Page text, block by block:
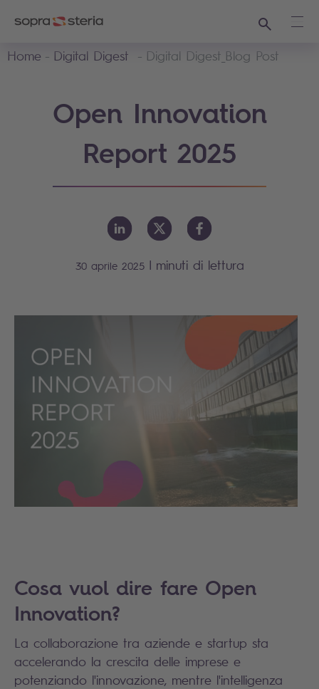
Ricerca
Home
Digital Digest Digital Digest_Blog Post
Open Innovation
Report 2025
30 aprile 2025 | minuti di lettura
Cosa vuol dire fare Open
Innovation?
La collaborazione tra aziende e startup sta
accelerando la crescita delle imprese e
potenziando l'innovazione, mentre l'intelligenza